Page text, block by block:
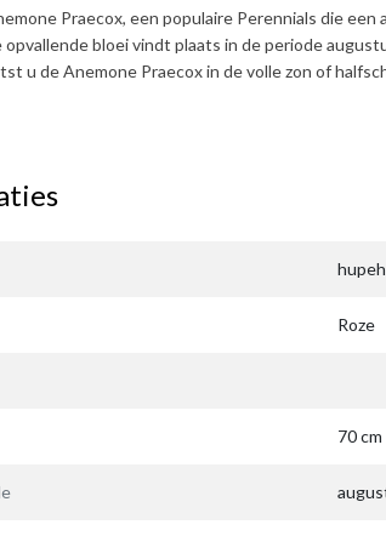
Praecox, een populaire Perennials die
opvallende bloei vindt plaats in de periode
u deAnemone Praecoxin de volle zon of
Roze
70 cm